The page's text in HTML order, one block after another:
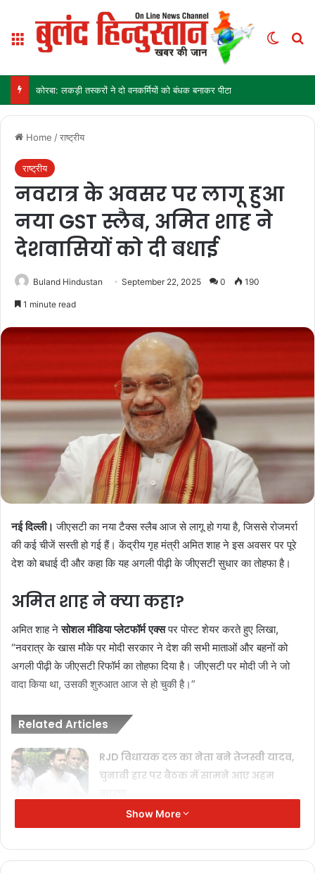
Menu
कोरबा: लकड़ी तस्करों ने दो वनकर्मियों को बंधक बनाकर पीटा
Home /राष्ट्रीय
राष्ट्रीय
नवरात्र के अवसर पर लागू हुआ
नया GST स्लैब, अमित शाह ने
देशवासियों को दी बधाई
Buland Hindustan September 22, 2025 0 190
1 minute read
नई दिल्ली। जीएसटी का नया टैक्स स्लैब आज से लागू हो गया है, जिससे रोजमर्रा
की कई चीजें सस्ती हो गई हैं। केंद्रीय गृह मंत्री अमित शाह ने इस अवसर पर पूरे
देश को बधाई दी और कहा कि यह अगली पीढ़ी के जीएसटी सुधार का तोहफा है।
अमित शाह ने क्या कहा?
अमित शाह नेसोशल मीडिया प्लेटफॉर्म एक्सपर पोस्ट शेयर करते हुए लिखा,
“नवरात्र के खास मौके पर मोदी सरकार ने देश की सभी माताओं और बहनों को
अगली पीढ़ी के जीएसटी रिफॉर्म का तोहफा दिया है। जीएसटी पर मोदी जी ने जो
वादा किया था, उसकी शुरुआत आज से हो चुकी है।”
Related Articles
RJD विधायक दल का नेता बने तेजस्वी यादव,
चुनावी हार पर बैठक में सामने आए अहम
November 17, 2025
को मिली ज़मानत, दो साल बाद जेल से रिहाई
Show More